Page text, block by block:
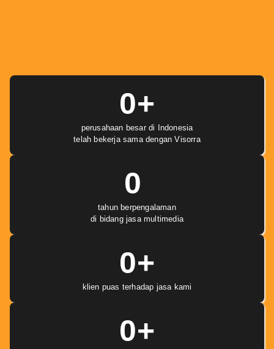
perusahaan besar di Indonesia
telah bekerja sama dengan Visorra
0+
tahun berpengalaman
di bidang jasa multimedia
0
klien puas terhadap jasa kami
0+
0+